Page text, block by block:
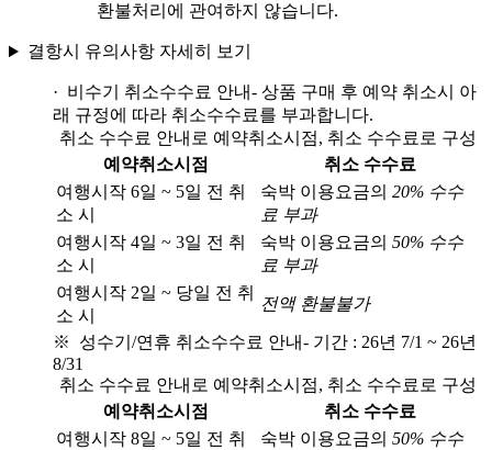
환불처리에 관여하지 않습니다.
결항시 유의사항 자세히 보기
· 비수기 취소수수료 안내- 상품 구매 후 예약 취소시 아
래 규정에 따라 취소수수료를 부과합니다.
취소 수수료 안내로 예약취소시점, 취소 수수료로 구성
예약취소시점
취소 수수료
여행시작 6일 ~ 5일 전 취
소 시
숙박 이용요금의 20% 수수
료 부과
여행시작 4일 ~ 3일 전 취
소 시
숙박 이용요금의 50% 수수
료 부과
여행시작 2일 ~ 당일 전 취
소 시
전액 환불불가
※ 성수기/연휴 취소수수료 안내- 기간 : 26년 7/1 ~ 26년
8/31
취소 수수료 안내로 예약취소시점, 취소 수수료로 구성
예약취소시점
취소 수수료
여행시작 8일 ~ 5일 전 취
숙박 이용요금의 50% 수수